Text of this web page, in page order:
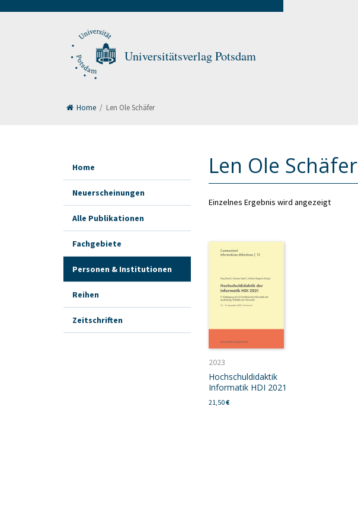
Universitätsverlag Potsdam
Home / Len Ole Schäfer
Len Ole Schäfer
Einzelnes Ergebnis wird angezeigt
2023
Hochschuldidaktik
Informatik HDI 2021
21,50€
Home
Neuerscheinungen
Alle Publikationen
Fachgebiete
Personen & Institutionen
Reihen
Zeitschriften